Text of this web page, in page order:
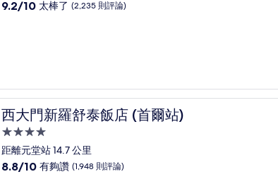
9.2
棒
了，
(2,235
則
評
論)
9.2/10 太棒了 (2,235 則評論)
西大門新羅舒泰飯店 (首爾站)
西大門新羅舒泰飯店 (首爾站)
4.0
星
級
距離元堂站 14.7 公里
8.8
8.8/10 有夠讚 (1,948 則評論)